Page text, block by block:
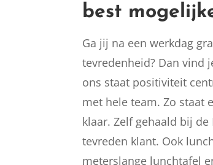
best
Ga jij na een werkdag
tevredenheid? Dan vind
ons staat positiviteit
met hele team. Zo staat
klaar. Zelf gehaald bij de
tevreden klant. Ook
meterslange lunchtafel